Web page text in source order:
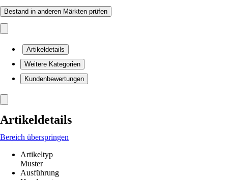
Bestand in anderen Märkten prüfen
Artikeldetails
Weitere Kategorien
Kundenbewertungen
Artikeldetails
Bereich überspringen
Artikeltyp
Muster
Ausführung